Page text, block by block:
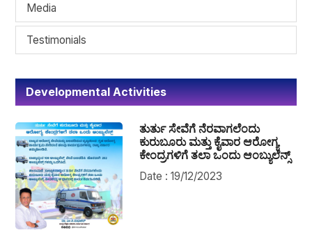
Media
Testimonials
Developmental Activities
ತುರ್ತು ಸೇವೆಗೆ ನೆರವಾಗಲೆಂದು
ಕುರುಬೂರು ಮತ್ತು ಕೈವಾರ ಆರೋಗ್ಯ
ಕೇಂದ್ರಗಳಿಗೆ ತಲಾ ಒಂದು ಆಂಬ್ಯುಲೆನ್ಸ್
Date : 19/12/2023